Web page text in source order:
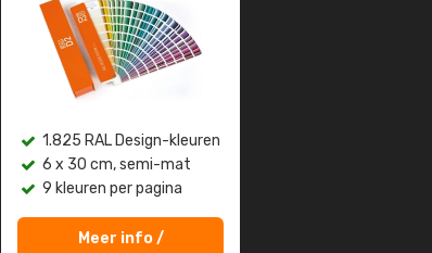
1.825 RAL Design-kleuren
6 x 30 cm, semi-mat
9 kleuren per pagina
Meer info /